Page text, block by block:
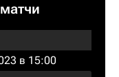
в 15:00